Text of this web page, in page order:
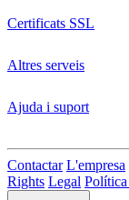
Certificats SSL
Altres serveis
Ajuda i suport
Contactar L'empresa
Rights Legal Política